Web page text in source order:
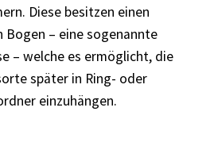
Diese besitzen einen
Bogen – eine sogenannte
– welche es ermöglicht, die
später in Ring- oder
einzuhängen.